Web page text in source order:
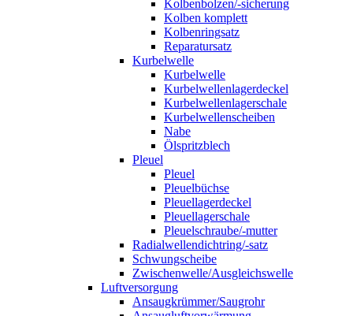
Kolbenbolzen/-sicherung
Kolben komplett
Kolbenringsatz
Reparatursatz
Kurbelwelle
Kurbelwelle
Kurbelwellenlagerdeckel
Kurbelwellenlagerschale
Kurbelwellenscheiben
Nabe
Ölspritzblech
Pleuel
Pleuel
Pleuelbüchse
Pleuellagerdeckel
Pleuellagerschale
Pleuelschraube/-mutter
Radialwellendichtring/-satz
Schwungscheibe
Zwischenwelle/Ausgleichswelle
Luftversorgung
Ansaugkrümmer/Saugrohr